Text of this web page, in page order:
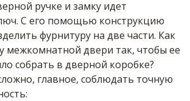
ручке и замку идет
С его помощью конструкцию
фурнитуру на две части. Как
межкомнатной двери так, чтобы ее
собрать в дверной коробке?
главное, соблюдать точную